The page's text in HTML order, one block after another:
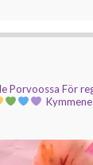
Porvoossa För